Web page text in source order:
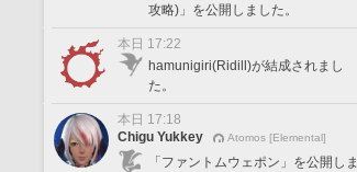
攻略)」を公開しました。
本日 17:22
hamunigiri(Ridill)が結成されまし
た。
本日 17:18
Chigu Yukkey
Atomos [Elemental]
「ファントムウェポン」を公開しま